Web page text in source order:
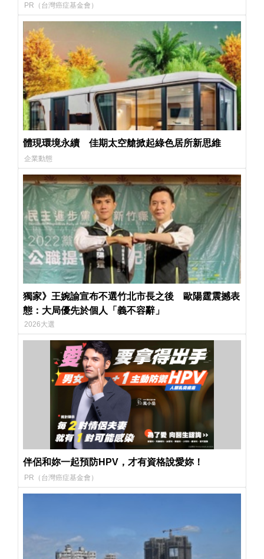
PR（台灣癌症基金會）
體現環境永續 佳期太空艙掀起綠色居所新思維
企業動態
獨家》王婉諭宣布不選竹北市長之後 歐陽霆震撼表
態：大局優先於個人「義不容辭」
2026大選
伴侶和妳一起預防HPV，才有資格說愛妳！
PR（台灣癌症基金會）